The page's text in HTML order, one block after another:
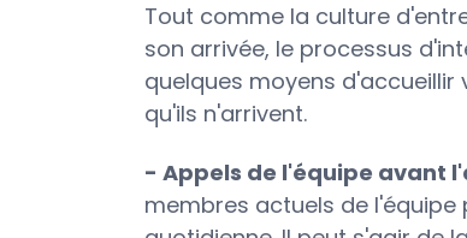
Tout comme la culture
son arrivée, le processus
quelques moyens
qu'ils n'arrivent.
- Appels de l'équipe avant
membres actuels de